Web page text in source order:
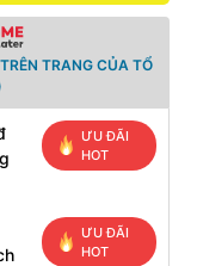
TRANG CỦA TỔ
ƯU ĐÃI
HOT
ƯU ĐÃI
HOT